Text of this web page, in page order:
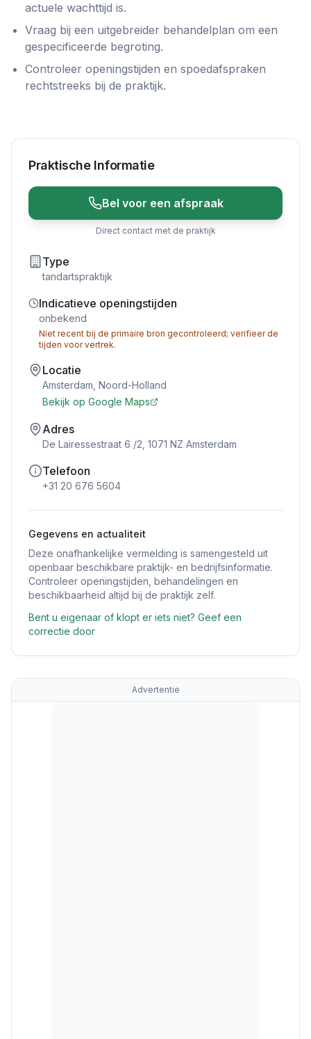
actuele wachttijd is.
Vraag bij een uitgebreider behandelplan om een
gespecificeerde begroting.
Controleer openingstijden en spoedafspraken
rechtstreeks bij de praktijk.
Praktische Informatie
Bel voor een afspraak
Direct contact met de praktijk
Type
tandartspraktijk
Indicatieve openingstijden
onbekend
Niet recent bij de primaire bron gecontroleerd; verifieer de
tijden voor vertrek.
Locatie
Amsterdam Noord-Holland
Bekijk op Google Maps
Adres
De Lairessestraat 6 /2, 1071 NZ Amsterdam
Telefoon
+31 20 676 5604
Gegevens en actualiteit
Deze onafhankelijke vermelding is samengesteld uit
openbaar beschikbare praktijk- en bedrijfsinformatie.
Controleer openingstijden, behandelingen en
beschikbaarheid altijd bij de praktijk zelf.
Bent u eigenaar of klopt er iets niet? Geef een
correctie door
Advertentie